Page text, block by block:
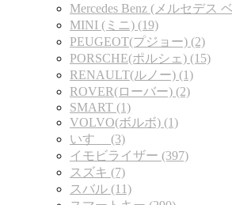
Mercedes Benz (メルセデス
MINI (ミニ) (19)
PEUGEOT(プジョー) (2)
PORSCHE(ポルシェ) (15)
RENAULT(ルノー) (1)
ROVER(ローバー) (2)
SMART (1)
VOLVO(ボルボ) (1)
いすゞ (3)
イモビライザー (397)
スズキ (7)
スバル (11)